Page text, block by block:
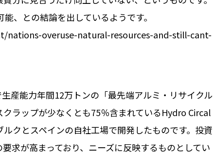
、との結論を出しているようです。
overuse-natural-resources-and-still-cant-
産能力年間12万トンの「最先端アルミ・リサイクル
ラップが少なくとも75％含まれているHydro Circal
クとスペインの自社工場で開発したものです。投資
求が高まっており、ニーズに反映するものとしてい